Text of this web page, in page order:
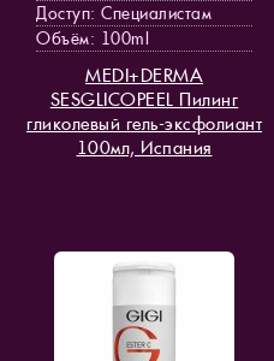
Доступ: Специалистам
Объём: 100ml
MEDI+DERMA
SESGLICOPEEL Пилинг
гликолевый гель-эксфолиант
100мл, Испания